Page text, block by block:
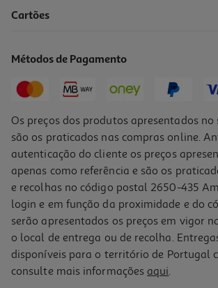
Comida Húmida Cão Tow Salmao/arenque
Cartões
Métodos de Pagamento
Os preços dos produtos apresentados
são os praticados nas compras online.
autenticação do cliente os preços
apenas como referência e são os
e recolhas no código postal 2650-435
login e em função da proximidade e do
serão apresentados os preços em vigor
o local de entrega ou de recolha.
disponíveis para o território de Portugal
consulte mais informações aqui.